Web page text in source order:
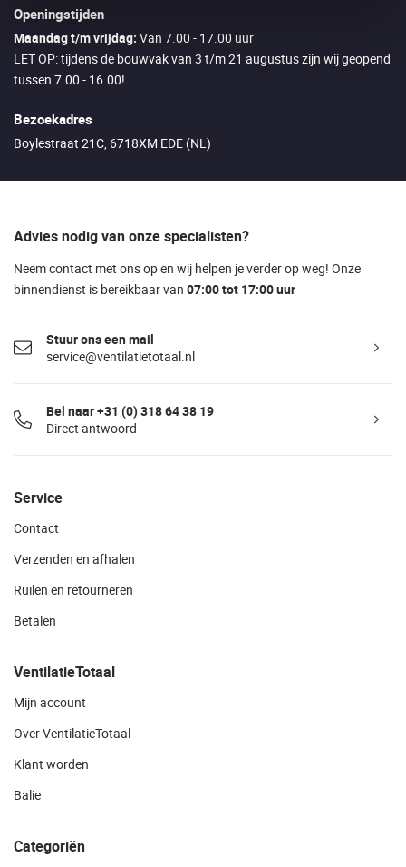
Openingstijden
Maandag t/m vrijdag: Van 7.00 - 17.00 uur
LET OP: tijdens de bouwvak van 3 t/m 21 augustus zijn wij geopend
tussen 7.00 - 16.00!
Bezoekadres
Boylestraat 21C, 6718XM EDE (NL)
Advies nodig van onze specialisten?
Neem contact met ons op en wij helpen je verder op weg! Onze
binnendienst is bereikbaar van 07:00 tot 17:00 uur
Stuur ons een mail
service@ventilatietotaal.nl
Bel naar +31 (0) 318 64 38 19
Direct antwoord
Service
Contact
Verzenden en afhalen
Ruilen en retourneren
Betalen
VentilatieTotaal
Mijn account
Over VentilatieTotaal
Klant worden
Balie
Categoriën